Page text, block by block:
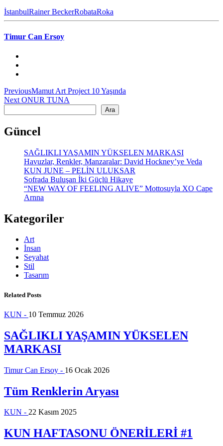
İstanbulRainer BeckerRobataRoka
Timur Can Ersoy
Yazı
gezinmesi
PreviousPrevious
post:
Mamut Art Project 10 Yaşında
Next Next
ONUR TUNA
Ara
Güncel
SAĞLIKLI YAŞAMIN YÜKSELEN MARKASI
Havuzlar, Renkler, Manzaralar: David Hockney’ye Veda
KUN JUNE – PELİN ULUKSAR
Sofrada Buluşan İki Güçlü Hikaye
“NEW WAY OF FEELING ALIVE” Mottosuyla XO Cape
Arnna
Kategoriler
Art
İnsan
Seyahat
Stil
Tasarım
Related Posts
KUN - 10 Temmuz 2026
SAĞLIKLI YAŞAMIN YÜKSELEN
MARKASI
Timur Can Ersoy - 16 Ocak 2026
Tüm Renklerin Aryası
KUN - 22 Kasım 2025
KUN HAFTASONU ÖNERİLERİ #1